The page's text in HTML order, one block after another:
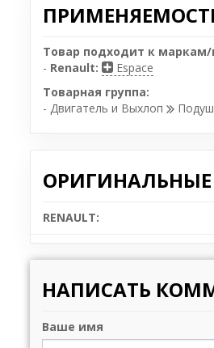
Товар подходит к
- Renault:
Espace
Товарная группа:
- Двигатель и Выхлоп
RENAULT:
НАПИСАТЬ
Ваше имя